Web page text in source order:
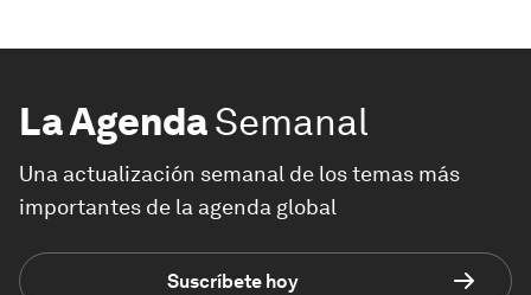
La AgendaSemanal
Una actualización semanal de los temas más
importantes de la agenda global
Suscríbete hoy